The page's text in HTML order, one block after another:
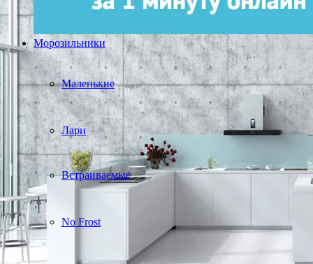
Морозильники
Маленькие
Лари
Встраиваемые
No Frost